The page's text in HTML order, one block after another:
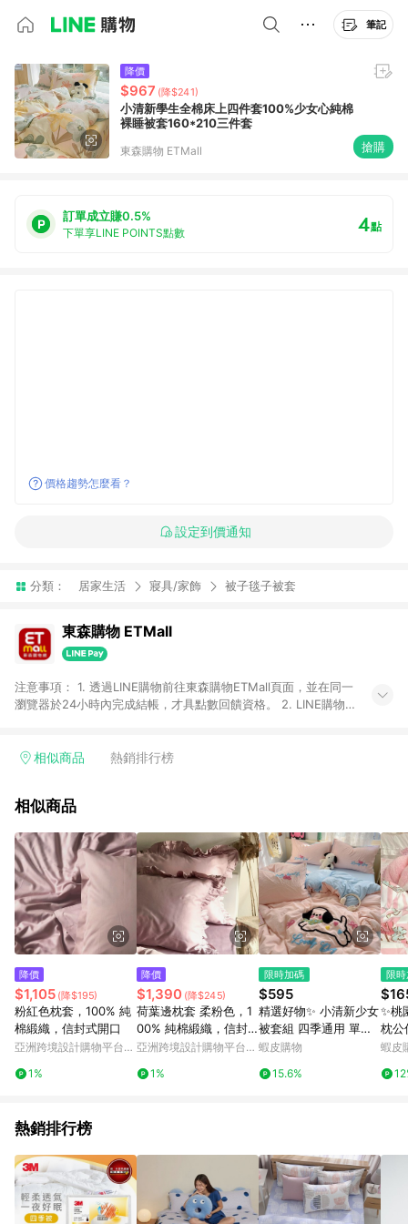
筆記
降價
$967 (降$241)
小清新學生全棉床上四件套100%少女心純棉
裸睡被套160*210三件套
東森購物 ETMall 搶購
訂單成立賺0.5%
下單享LINE POINTS點數 4點
價格趨勢怎麼看？
設定到價通知
分類： 居家生活 寢具/家飾 被子毯子被套
東森購物 ETMall
注意事項： 1. 透過LINE購物前往東森購物ETMall頁面，並在同一
瀏覽器於24小時內完成結帳，才具點數回饋資格。 2. LINE購物
單，皆不在點數回饋範圍內。 3. 如購買以下類別商品，將無法獲
球嚴選、商城、專案商品、「草莓網」全館商品。 4. 如取消訂
回饋。 5. 點數回饋會扣除所有折扣優惠後之最終發票金額計算，
實際回饋請依LINE購物通知為主。 6. 訂單如有使用東森購物
ETMall站內之折扣優惠(包含但不限於東森幣、樂透金、東森現金
券等)，不具點數回饋資格。詳細請依東森購物ETMall之結帳頁面
顯示為準。 7. LINE購物設有「單一商品最高回饋點數」機制(特
殊活動時開放「回饋無上限」)，以同一訂單中同一商品不論件數
計算，並依訂單成立時間當下LINE購物所設定的回饋機制為準。
如顯示之商品規格、顏色、價位、贈品與東森購物ETMall銷售網
頁不符，以銷售網頁標示為準。 9. 若有贈點爭議，請務必於訂單
日期+180天以內至LINE購物客服洽詢；若超過180天(含)以上進
行申訴，恕無法贈點回饋。 10. 部分點數紅包僅限指定商品使
用，或不適用於無回饋商品。各點數紅包之適用商品與使用條件
請依點數紅包頁面規則為準。
相似商品 熱銷排行榜
相似商品
降價
$1,105 (降$195)
粉紅色枕套，100% 純
棉緞織，信封式開口
亞洲跨境設計購物平台
1%
降價
$1,390 (降$245)
荷葉邊枕套 柔粉色，1
00% 純棉緞織，信封
式開口
亞洲跨境設計購物平台
1%
限時加碼
$595
精選好物✨ 小清新少女
被套組 四季通用 單人/
雙人/加大雙人床包 甜
包組 超柔軟舒柔棉床包
蝦皮購物
15.6%
限
✨桃
枕公
禮物
蝦皮
熱銷排行榜